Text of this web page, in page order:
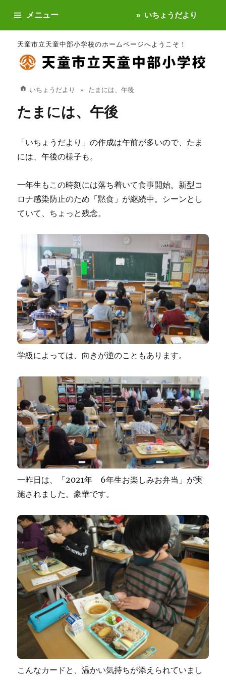
天童市立天童中部小学校のホームページへようこそ！
メニュー いちょうだより
いちょうだより たまには、午後
たまには、午後
「いちょうだより」の作成は午前が多いので、たま
には、午後の様子も。
一年生もこの時刻には落ち着いて食事開始。新型コ
ロナ感染防止のため「黙食」が継続中。シーンとし
ていて、ちょっと残念。
学級によっては、向きが逆のこともあります。
一昨日は、「2021年 6年生お楽しみお弁当」が実
施されました。豪華です。
こんなカードと、温かい気持ちが添えられていまし